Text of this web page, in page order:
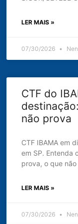
LER MAIS »
07/30/2026
CTF do
não prova
CTF IBAMA em
em SP. Entenda
prova, o que
LER MAIS »
07/30/2026